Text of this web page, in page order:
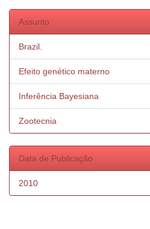
Assunto
Brazil.
Efeito genético materno
Inferência Bayesiana
Zootecnia
Data de Publicação
2010